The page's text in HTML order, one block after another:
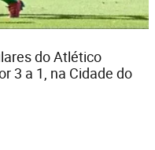
do Atlético
3 a 1, na Cidade do